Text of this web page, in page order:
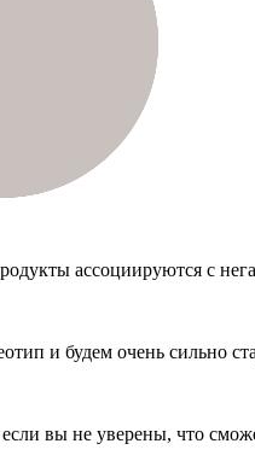
ассоциируются с
и будем очень сильно
вы не уверены, что